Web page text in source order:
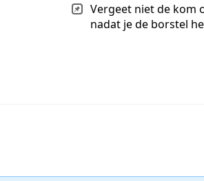
Vergeet niet de kom
nadat je de borstel